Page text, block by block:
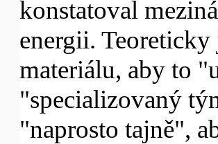
konstatoval
energii.
materiálu, aby to
"specializovaný
"naprosto tajně",